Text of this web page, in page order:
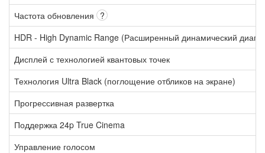
Частота обновления ?
HDR - High Dynamic Range (Расширенный динамический
Дисплей с технологией квантовых точек
Технология Ultra Black (поглощение отбликов на экране)
Прогрессивная развертка
Поддержка 24p True Cinema
Управление голосом